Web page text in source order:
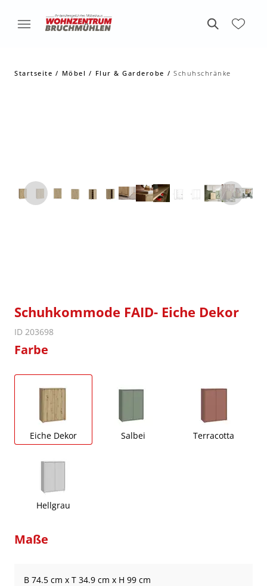
Startseite Möbel Flur & Garderobe Schuhschränke
Schuhkommode FAID- Eiche Dekor
ID 203698
Farbe
Eiche Dekor Salbei Terracotta
Hellgrau
Maße
B 74.5 cm x T 34.9 cm x H 99 cm